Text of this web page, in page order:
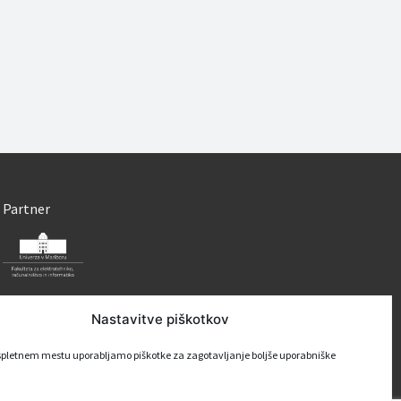
Nastavitve piškotkov
mestu uporabljamo piškotke za zagotavljanje boljše uporabniške
Partner